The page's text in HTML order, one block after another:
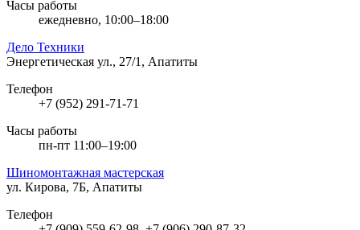
Часы работы
ежедневно, 10:00–18:00
Дело Техники
Энергетическая ул., 27/1, Апатиты
Телефон
+7 (952) 291-71-71
Часы работы
пн-пт 11:00–19:00
Шиномонтажная мастерская
ул. Кирова, 7Б, Апатиты
Телефон